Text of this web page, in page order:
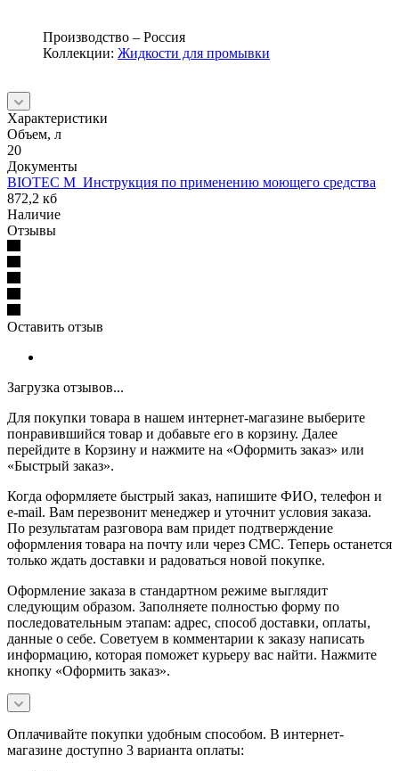
Производство – Россия
Коллекции: Жидкости для промывки
Характеристики
Объем, л
20
Документы
BIOTEC M_Инструкция по применению моющего средства
872,2 кб
Наличие
Отзывы
Оставить отзыв
Загрузка отзывов...
Для покупки товара в нашем интернет-магазине выберите
понравившийся товар и добавьте его в корзину. Далее
перейдите в Корзину и нажмите на «Оформить заказ» или
«Быстрый заказ».
Когда оформляете быстрый заказ, напишите ФИО, телефон и
e-mail. Вам перезвонит менеджер и уточнит условия заказа.
По результатам разговора вам придет подтверждение
оформления товара на почту или через СМС. Теперь останется
только ждать доставки и радоваться новой покупке.
Оформление заказа в стандартном режиме выглядит
следующим образом. Заполняете полностью форму по
последовательным этапам: адрес, способ доставки, оплаты,
данные о себе. Советуем в комментарии к заказу написать
информацию, которая поможет курьеру вас найти. Нажмите
кнопку «Оформить заказ».
Оплачивайте покупки удобным способом. В интернет-
магазине доступно 3 варианта оплаты: